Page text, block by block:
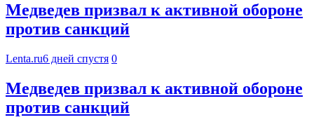
Медведев призвал к активной обороне
против санкций
Lenta.ru6 дней спустя 0
Медведев призвал к активной обороне
против санкций